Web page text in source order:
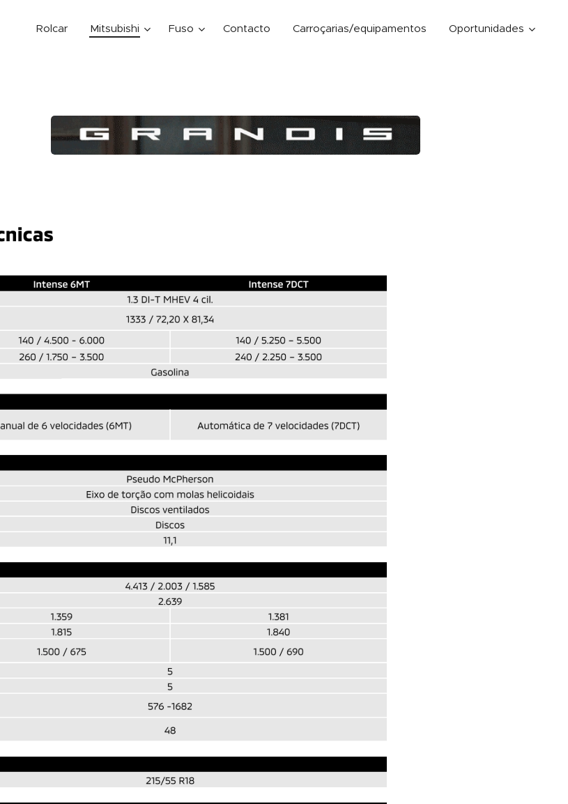
Rolcar Mitsubishi Fuso Contacto Carroçarias/equipamentos Oportunidades